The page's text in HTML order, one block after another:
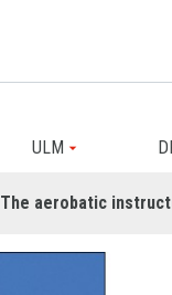
ULM
The aerobatic